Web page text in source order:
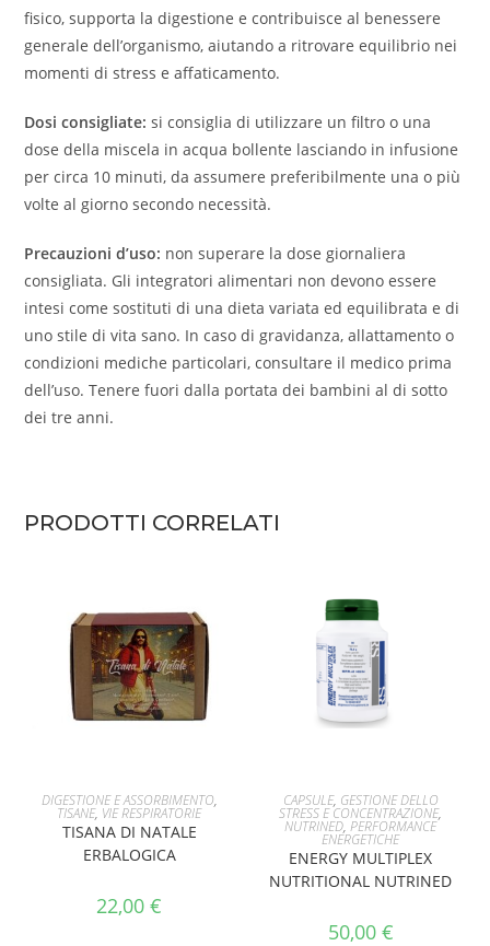
fisico, supporta la digestione e contribuisce al benessere
generale dell’organismo, aiutando a ritrovare equilibrio nei
momenti di stress e affaticamento.
Dosi consigliate:si consiglia di utilizzare un filtro o una
dose della miscela in acqua bollente lasciando in infusione
per circa 10 minuti, da assumere preferibilmente una o più
volte al giorno secondo necessità.
Precauzioni d’uso: non superare la dose giornaliera
consigliata. Gli integratori alimentari non devono essere
intesi come sostituti di una dieta variata ed equilibrata e di
uno stile di vita sano. In caso di gravidanza, allattamento o
condizioni mediche particolari, consultare il medico prima
dell’uso. Tenere fuori dalla portata dei bambini al di sotto
dei tre anni.
PRODOTTI CORRELATI
AGGIUNGI AL CARRELLO
DIGESTIONE E ASSORBIMENTO,
TISANE, VIE RESPIRATORIE
TISANA DI NATALE
ERBALOGICA
22,00€
AGGIUNGI AL CARRELLO
CAPSULE, GESTIONE DELLO
STRESS E CONCENTRAZIONE,
NUTRINED,PERFORMANCE
ENERGETICHE
ENERGY MULTIPLEX
NUTRITIONAL NUTRINED
50,00 €